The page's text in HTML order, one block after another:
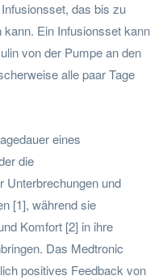
das bis zu
kann. Ein Infusionsset kann
von der Pumpe an den
alle paar Tage
eines
die
Unterbrechungen und
[1], während sie
Komfort [2] in ihre
Das Medtronic
positives Feedback von